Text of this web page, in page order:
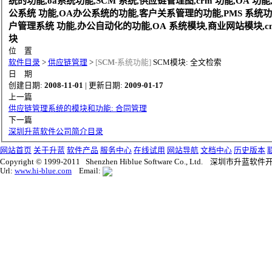
公系统 功能,OA办公系统的功能,客户关系管理的功能,PMS 系统
户管理系统 功能,办公自动化的功能,OA 系统模块,商业网站模块
块
位 置
软件目录 > 供应链管理 > [SCM-系统功能] SCM模块: 全文检索
日 期
创建日期: 2008-11-01 | 更新日期: 2009-01-17
上一篇
供应链管理系统的模块和功能: 合同管理
下一篇
深圳升蓝软件公司简介目录
网站首页 关于升蓝 软件产品 服务中心 在线试用 网站导航 文档中心 历史版本
Copyright © 1999-2011 Shenzhen Hiblue Software Co., Ltd. 深圳市升蓝软件
Url: www.hi-blue.com Email: